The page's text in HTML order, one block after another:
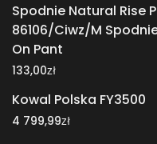
Spodnie Natural Rise
86106/Ciwz/M
On Pant
133,00zł
Kowal Polska FY3500
4 799,99zł